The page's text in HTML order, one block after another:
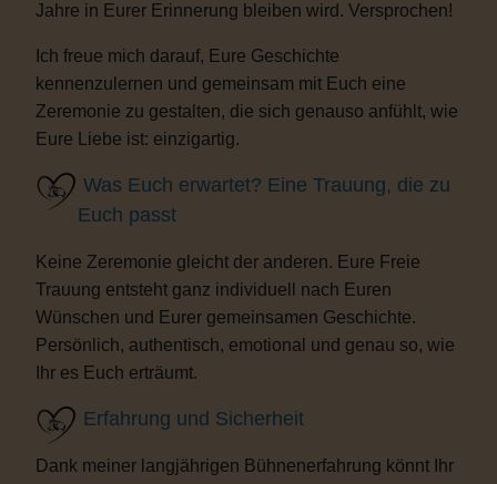
Jahre in Eurer Erinnerung bleiben wird. Versprochen!
Ich freue mich darauf, Eure Geschichte
kennenzulernen und gemeinsam mit Euch eine
Zeremonie zu gestalten, die sich genauso anfühlt, wie
Eure Liebe ist: einzigartig.
Was Euch erwartet? Eine Trauung, die zu
Euch passt
Keine Zeremonie gleicht der anderen. Eure Freie
Trauung entsteht ganz individuell nach Euren
Wünschen und Eurer gemeinsamen Geschichte.
Persönlich, authentisch, emotional und genau so, wie
Ihr es Euch erträumt.
Erfahrung und Sicherheit
Dank meiner langjährigen Bühnenerfahrung könnt Ihr